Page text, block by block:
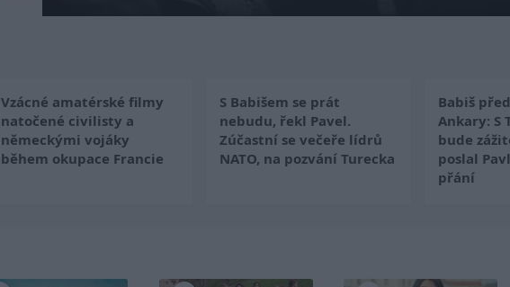
Vzácné amatérské filmy
natočené civilisty a
německými vojáky
během okupace Francie
S Babišem se prát
nebudu, řekl Pavel.
Zúčastní se večeře lídrů
NATO, na pozvání Turecka
Babiš
Ankary: S
bude
poslal
přání